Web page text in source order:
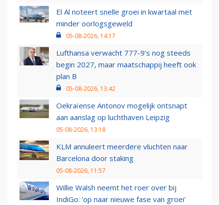
El Al noteert snelle groei in kwartaal met
minder oorlogsgeweld
05-08-2026, 14:17
Lufthansa verwacht 777-9’s nog steeds
begin 2027, maar maatschappij heeft ook
plan B
05-08-2026, 13:42
Oekraïense Antonov mogelijk ontsnapt
aan aanslag op luchthaven Leipzig
05-08-2026, 13:18
KLM annuleert meerdere vluchten naar
Barcelona door staking
05-08-2026, 11:57
Willie Walsh neemt het roer over bij
IndiGo: 'op naar nieuwe fase van groei'